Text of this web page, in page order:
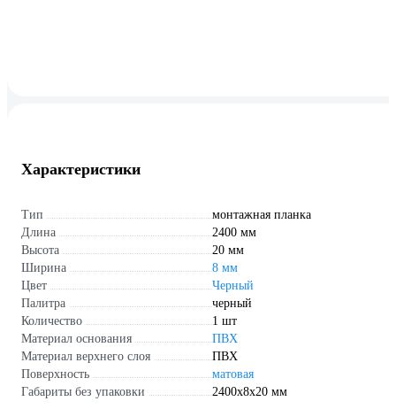
Характеристики
Тип
монтажная планка
Длина
2400 мм
Высота
20 мм
Ширина
8 мм
Цвет
Черный
Палитра
черный
Количество
1 шт
Материал основания
ПВХ
Материал верхнего слоя
ПВХ
Поверхность
матовая
Габариты без упаковки
2400х8х20 мм